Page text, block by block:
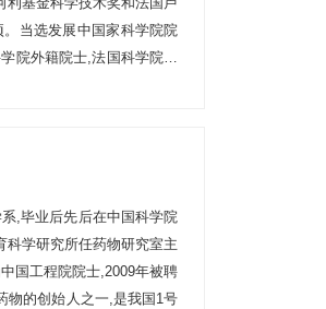
利基金科学技术奖和法国卢
当选发展中国家科学院院
院外籍院士,法国科学院外
,毕业后先后在中国科学院
科学研究所任药物研究室主
国工程院院士,2009年被聘
物的创始人之一,是我国1号